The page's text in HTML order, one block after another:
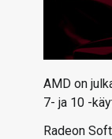
AMD on
7- ja 10 -
Radeon